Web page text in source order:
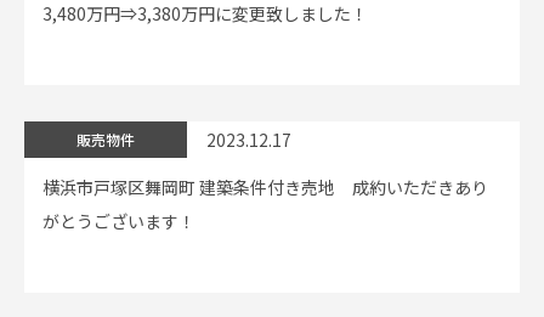
3,480万円⇒3,380万円に変更致しました！
販売物件
2023.12.17
横浜市戸塚区舞岡町 建築条件付き売地 成約いただきあり
がとうございます！